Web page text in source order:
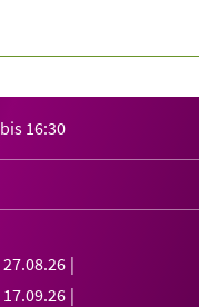
bis 16:30
27.08.26
17.09.26